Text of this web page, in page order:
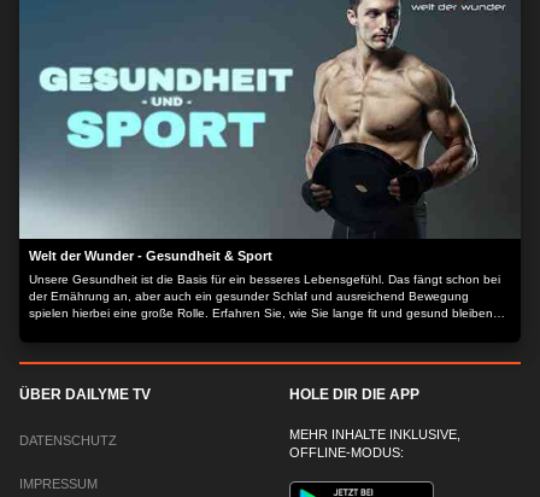
Welt der Wunder - Gesundheit & Sport
Unsere Gesundheit ist die Basis für ein besseres Lebensgefühl. Das fängt schon bei
der Ernährung an, aber auch ein gesunder Schlaf und ausreichend Bewegung
spielen hierbei eine große Rolle. Erfahren Sie, wie Sie lange fit und gesund bleiben
ÜBER DAILYME TV
DATENSCHUTZ
IMPRESSUM
HOLE DIR DIE APP
MEHR INHALTE INKLUSIVE,
OFFLINE-MODUS: